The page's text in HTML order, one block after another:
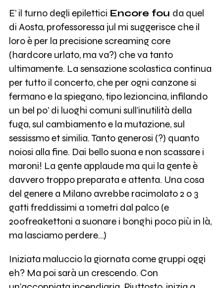
E’ il turno degli epilettici Encore fou da quel
di Aosta, professoressa jul mi suggerisce che il
loro è per la precisione screaming core
(hardcore urlato, ma va?) che va tanto
ultimamente. La sensazione scolastica continua
per tutto il concerto, che per ogni canzone si
fermano e la spiegano, tipo lezioncina, infilando
un bel po’ di luoghi comuni sull’inutilità della
fuga, sul cambiamento e la mutazione, sul
sessissmo et similia. Tanto generosi (?) quanto
noiosi alla fine. Dai bello suona e non scassare i
maroni! La gente applaude ma qui la gente è
davvero troppo preparata e attenta. Una cosa
del genere a Milano avrebbe racimolato 2 o 3
gatti freddissimi a 10metri dal palco (e
200freakettoni a suonare i bonghi poco più in là,
ma lasciamo perdere…)
Iniziata maluccio la giornata come gruppi oggi
eh? Ma poi sarà un crescendo. Con